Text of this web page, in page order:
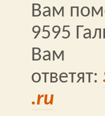
Вам
9595
Вам
ответят:
.ru